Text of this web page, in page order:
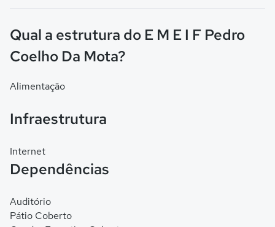
Qual a estrutura do E M E I F Pedro
Coelho Da Mota?
Alimentação
Infraestrutura
Internet
Dependências
Auditório
Pátio Coberto